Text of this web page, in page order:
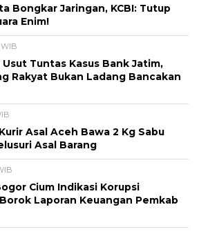
Bongkar Jaringan, KCBI: Tutup
Enim!
WIB
Tuntas Kasus Bank Jatim,
Rakyat Bukan Ladang Bancakan
Asal Aceh Bawa 2 Kg Sabu
Asal Barang
Cium Indikasi Korupsi
Laporan Keuangan Pemkab